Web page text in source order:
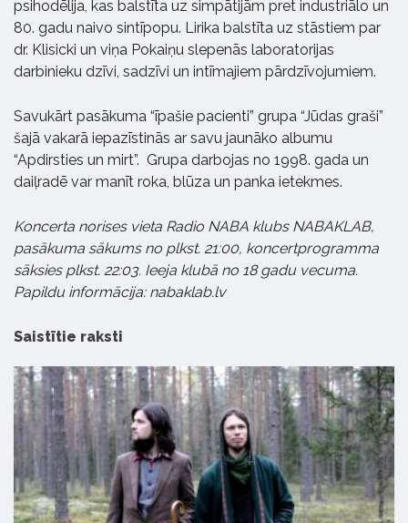
psihodēlija, kas balstīta uz simpātijām pret industriālo un
80. gadu naivo sintīpopu. Lirika balstīta uz stāstiem par
dr. Klisicki un viņa Pokaiņu slepenās laboratorijas
darbinieku dzīvi, sadzīvi un intīmajiem pārdzīvojumiem.
Savukārt pasākuma “īpašie pacienti” grupa “Jūdas graši”
šajā vakarā iepazīstinās ar savu jaunāko albumu
“Apdirsties un mirt”. Grupa darbojas no 1998. gada un
daiļradē var manīt roka, blūza un panka ietekmes.
Koncerta norises vieta Radio NABA klubs NABAKLAB,
pasākuma sākums no plkst. 21:00, koncertprogramma
sāksies plkst. 22:03. Ieeja klubā no 18 gadu vecuma.
Papildu informācija: nabaklab.lv
Saistītie raksti